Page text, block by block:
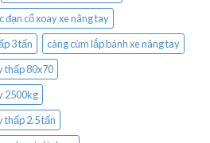
đạn cổ xoay xe nâng tay
3 tấn
càng cùm lắp bánh xe nâng tay
thấp 80x70
2500kg
thấp 2.5 tấn